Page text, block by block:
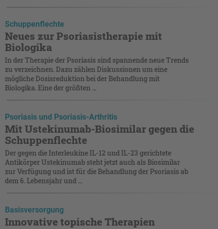
Schuppenflechte
Neues zur Psoriasistherapie mit
Biologika
In der Therapie der Psoriasis sind spannende neue Trends
zu verzeichnen. Dazu zählen Diskussionen um eine
mögliche Dosisreduktion bei der Behandlung mit
Biologika. Eine der größten ...
Psoriasis und Psoriasis-Arthritis
Mit Ustekinumab-Biosimilar gegen die
Schuppenflechte
Der gegen die Interleukine IL-12 und IL-23 gerichtete
Antikörper Ustekinumab steht jetzt auch als Biosimilar
zur Verfügung und ist für die Behandlung der Psoriasis ab
dem 6. Lebensjahr und ...
Basisversorgung
Innovative topische Therapien